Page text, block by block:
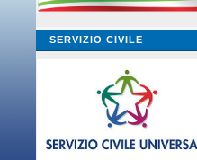
SERVIZIO CIVILE